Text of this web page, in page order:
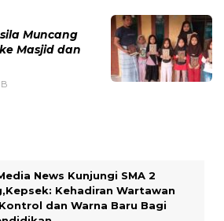
Muncang
Masjid dan
News Kunjungi SMA 2
Kehadiran Wartawan
dan Warna Baru Bagi